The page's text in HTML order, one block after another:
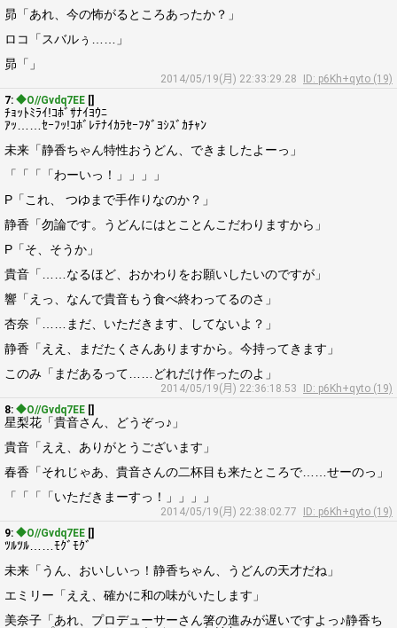
昴「あれ、今の怖がるところあったか？」
ロコ「スバルぅ……」
昴「」
2014/05/19(月) 22:33:29.28
ID: p6Kh+qyto (19)
7: ◆O//Gvdq7EE []
ﾁｮｯﾄﾐﾗｲ!ｺﾎﾞｻﾅｲﾖｳﾆ
ｱｯ……ｾｰﾌｯ!ｺﾎﾞﾚﾃﾅｲｶﾗｾｰﾌﾀﾞﾖｼｽﾞｶﾁｬﾝ
未来「静香ちゃん特性おうどん、できましたよーっ」
「「「「わーいっ！」」」」
P「これ、 つゆまで手作りなのか？」
静香「勿論です。うどんにはとことんこだわりますから」
P「そ、そうか」
貴音「……なるほど、おかわりをお願いしたいのですが」
響「えっ、なんで貴音もう食べ終わってるのさ」
杏奈「……まだ、いただきます、してないよ？」
静香「ええ、まだたくさんありますから。今持ってきます」
このみ「まだあるって……どれだけ作ったのよ」
2014/05/19(月) 22:36:18.53
ID: p6Kh+qyto (19)
8: ◆O//Gvdq7EE []
星梨花「貴音さん、どうぞっ♪」
貴音「ええ、ありがとうございます」
春香「それじゃあ、貴音さんの二杯目も来たところで……せーのっ」
「「「「いただきまーすっ！」」」」
2014/05/19(月) 22:38:02.77
ID: p6Kh+qyto (19)
9: ◆O//Gvdq7EE []
ﾂﾙﾂﾙ……ﾓｸﾞﾓｸﾞ
未来「うん、おいしいっ！静香ちゃん、うどんの天才だね」
エミリー「ええ、確かに和の味がいたします」
美奈子「あれ、プロデューサーさん箸の進みが遅いですよっ♪静香ち